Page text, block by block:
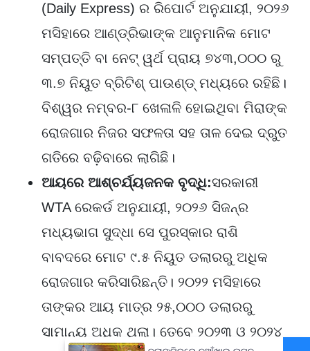
(Daily Express) ର ରିପୋର୍ଟ ଅନୁଯାୟୀ, ୨୦୨୬
ମସିହାରେ ଆଣ୍ଡ୍ରିଭାଙ୍କ ଆନୁମାନିକ ମୋଟ
ସମ୍ପତ୍ତି ବା ନେଟ୍ ୱର୍ଥ ପ୍ରାୟ ୭୪୩,୦୦୦ ରୁ
୩.୭ ନିୟୁତ ବ୍ରିଟିଶ୍ ପାଉଣ୍ଡ୍ ମଧ୍ୟରେ ରହିଛି।
ବିଶ୍ୱର ନମ୍ବର-୮ ଖେଳାଳି ହୋଇଥିବା ମିରାଙ୍କ
ରୋଜଗାର ନିଜର ସଫଳତା ସହ ତାଳ ଦେଇ ଦ୍ରୁତ
ଗତିରେ ବଢ଼ିବାରେ ଲାଗିଛି।
ଆୟରେ ଆଶ୍ଚର୍ଯ୍ୟଜନକ ବୃଦ୍ଧି:ସରକାରୀ
WTA ରେକର୍ଡ ଅନୁଯାୟୀ, ୨୦୨୬ ସିଜନ୍ର
ମଧ୍ୟଭାଗ ସୁଦ୍ଧା ସେ ପୁରସ୍କାର ରାଶି
ବାବଦରେ ମୋଟ ୯.୫ ନିୟୁତ ଡଲାରରୁ ଅଧିକ
ରୋଜଗାର କରିସାରିଛନ୍ତି। ୨୦୨୨ ମସିହାରେ
ତାଙ୍କର ଆୟ ମାତ୍ର ୨୫,୦୦୦ ଡଲାରରୁ
ସାମାନ୍ୟ ଅଧିକ ଥିଲା। ତେବେ ୨୦୨୩ ଓ ୨୦୨୪